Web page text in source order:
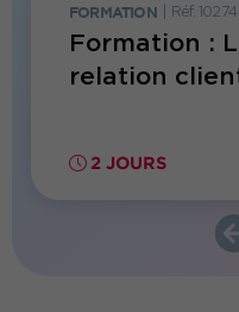
FORMATION Réf. 10274
Formation :
relation
2 JOURS